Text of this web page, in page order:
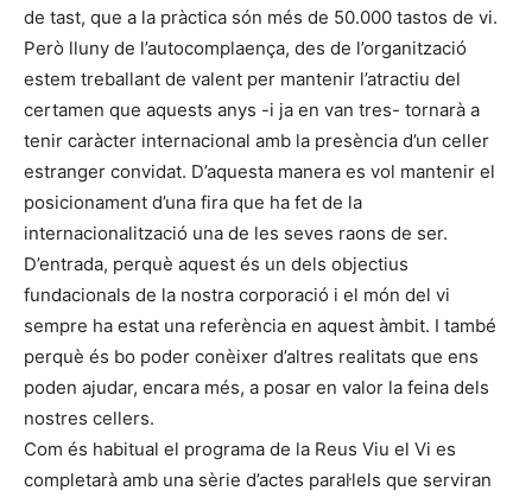
de tast, que a la pràctica són més de 50.000 tastos de vi.
Però lluny de l’autocomplaença, des de l’organització
estem treballant de valent per mantenir l’atractiu del
certamen que aquests anys -i ja en van tres- tornarà a
tenir caràcter internacional amb la presència d’un celler
estranger convidat. D’aquesta manera es vol mantenir el
posicionament d’una fira que ha fet de la
internacionalització una de les seves raons de ser.
D’entrada, perquè aquest és un dels objectius
fundacionals de la nostra corporació i el món del vi
sempre ha estat una referència en aquest àmbit. I també
perquè és bo poder conèixer d’altres realitats que ens
poden ajudar, encara més, a posar en valor la feina dels
nostres cellers.
Com és habitual el programa de la Reus Viu el Vi es
completarà amb una sèrie d’actes paral·lels que serviran